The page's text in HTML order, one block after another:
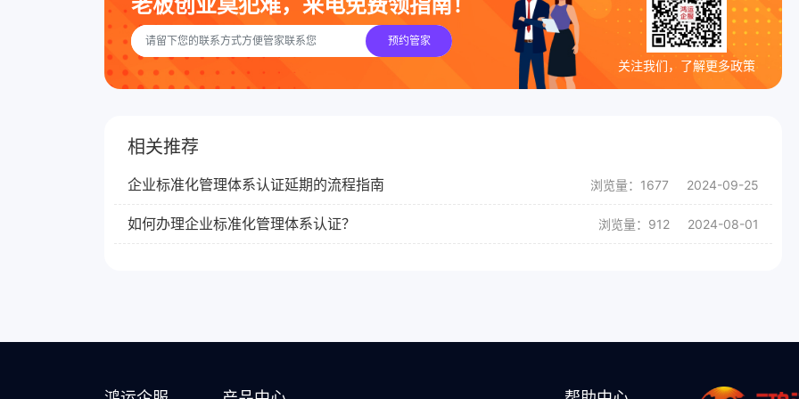
预约管家
关注我们，了解更多政策
相关推荐
企业标准化管理体系认证延期的流程指南 浏览量：1677 2024-09-25
如何办理企业标准化管理体系认证？ 浏览量：912 2024-08-01